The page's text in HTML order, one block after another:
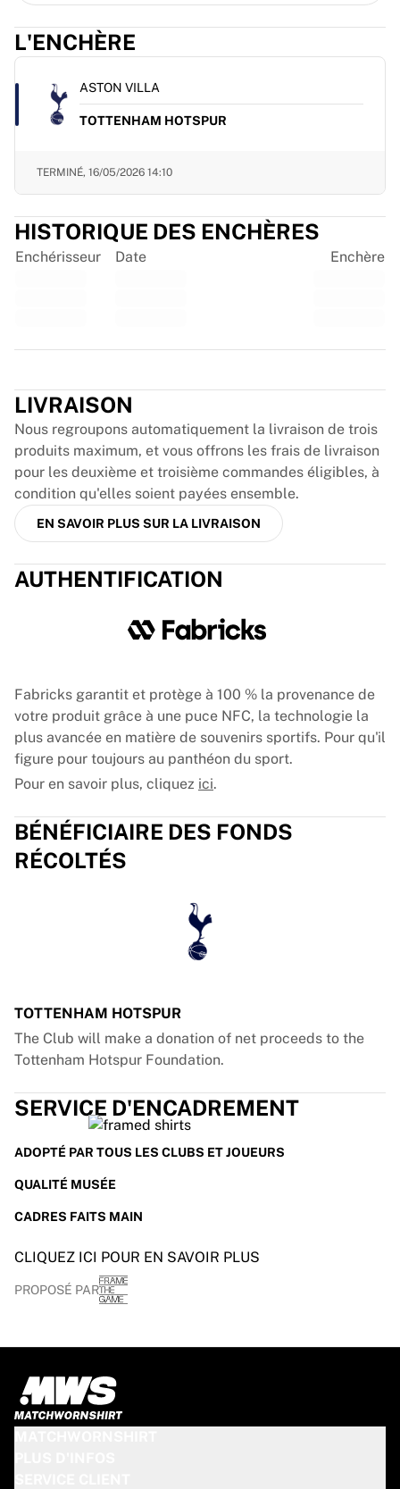
Cricket
England Cricket
West Indies
Cricket Ireland
Hockey sur glace
Aalborg Pirates
NHL Alumni
Voir tout le hockey sur glace
Encardez votre maillot
Ma collection
L'ENCHÈRE
ASTON VILLA
TOTTENHAM HOTSPUR
TERMINÉ, 16/05/2026 14:10
HISTORIQUE DES ENCHÈRES
Enchérisseur Date Enchère
LIVRAISON
Nous regroupons automatiquement la livraison de trois
produits maximum, et vous offrons les frais de livraison
pour les deuxième et troisième commandes éligibles, à
condition qu'elles soient payées ensemble.
EN SAVOIR PLUS SUR LA LIVRAISON
AUTHENTIFICATION
Fabricks garantit et protège à 100 % la provenance de
votre produit grâce à une puce NFC, la technologie la
plus avancée en matière de souvenirs sportifs. Pour qu'il
figure pour toujours au panthéon du sport.
Pour en savoir plus, cliquez ici.
BÉNÉFICIAIRE DES FONDS
RÉCOLTÉS
TOTTENHAM HOTSPUR
The Club will make a donation of net proceeds to the
Tottenham Hotspur Foundation.
SERVICE D'ENCADREMENT
ADOPTÉ PAR TOUS LES CLUBS ET JOUEURS
QUALITÉ MUSÉE
CADRES FAITS MAIN
CLIQUEZ ICI POUR EN SAVOIR PLUS
PROPOSÉ PAR